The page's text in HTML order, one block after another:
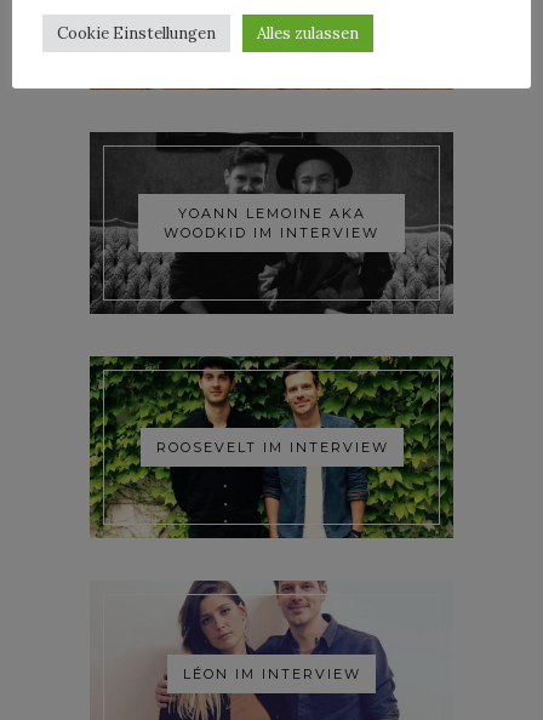
YOANN LEMOINE AKA
WOODKID IM INTERVIEW
ROOSEVELT IM INTERVIEW
LÉON IM INTERVIEW
Cookie Einstellungen Alles zulassen